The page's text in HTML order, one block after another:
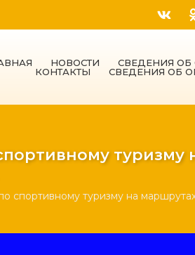
НОВОСТИ СВЕДЕНИЯ ОБ
КОНТАКТЫ
СВЕДЕНИЯ ОБ
спортивному туризму на